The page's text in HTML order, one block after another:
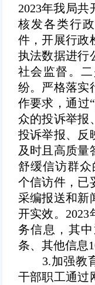
2023年我局共
核发各类行
件，开展行政
执法数据进行
社会监督。
纷。严格落实
作要求，通过
众的投诉举报
投诉举报、反
及时且高质量
舒缓信访群众
个信访件，已
采编报送和新
开实效。2023
务信息，其
条、其他信息
3.加强教育
干部职工通过